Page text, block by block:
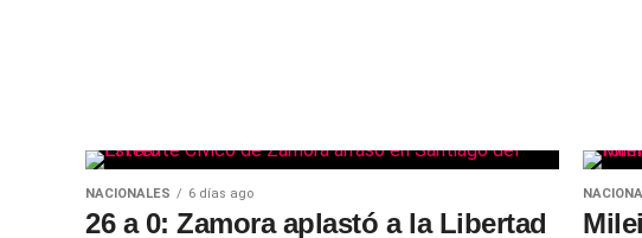
NACIONALES 6 días ago
26 a 0: Zamora aplastó a la Libertad